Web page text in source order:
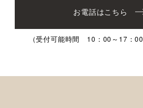
お電話はこちら
（受付可能時間 10：00～17：00